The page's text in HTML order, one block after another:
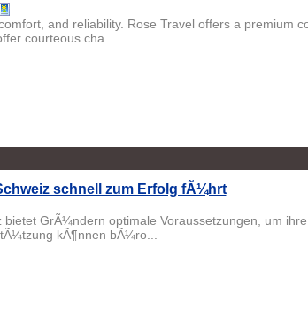
and reliability. Rose Travel offers a premium
courteous cha...
schnell zum Erfolg fÃ¼hrt
GrÃ¼ndern optimale Voraussetzungen, um
kÃ¶nnen bÃ¼ro...